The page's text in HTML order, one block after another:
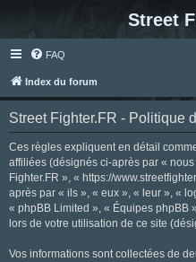
Street
FAQ
Index du forum
Street Fighter.FR - Politique
Ces règles expliquent en détail
affiliées (désignés ci-après par «
Fighter.FR », « https://
après par « ils », « eux », « leur », «
« phpBB Limited », « Équipes phpBB
lors de votre utilisation de ce site
Vos informations sont collectées de